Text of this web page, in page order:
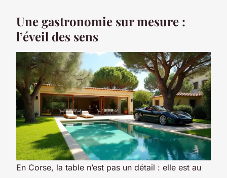
Une gastronomie sur mesure :
l’éveil des sens
En Corse, la table n’est pas un détail : elle est au